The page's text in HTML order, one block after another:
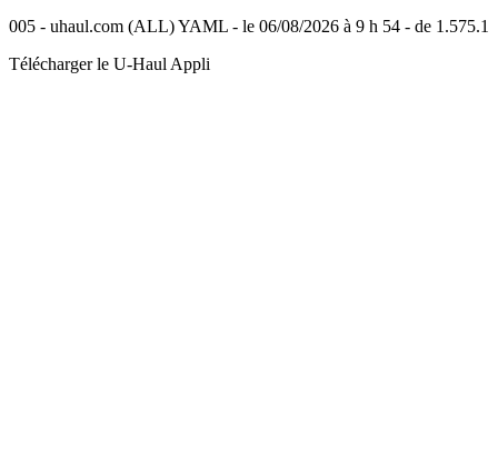
005 - uhaul.com (ALL) YAML - le 06/08/2026 à 9 h 54 - de 1.575.1
Télécharger le U-Haul Appli